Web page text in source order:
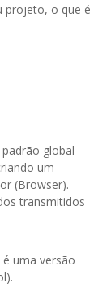
projeto, o que é
global
um
(Browser).
transmitidos
uma versão